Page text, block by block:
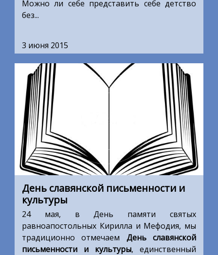
Можно ли себе представить себе детство
без...
3 июня 2015
День славянской письменности и
культуры
24 мая, в День памяти святых
равноапостольных Кирилла и Мефодия, мы
традиционно отмечаем День славянской
письменности и культуры, единственный